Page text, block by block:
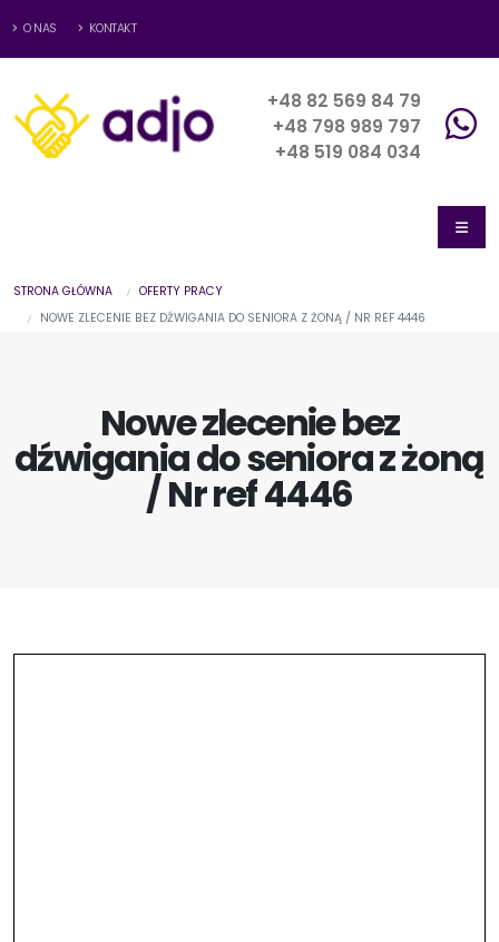
O NAS KONTAKT
+48 82 569 84 79
+48 798 989 797
+48 519 084 034
STRONA GŁÓWNA
OFERTY PRACY
NOWE ZLECENIE BEZ DŹWIGANIA DO SENIORA Z ŻONĄ / NR REF 4446
Nowe zlecenie bez
dźwigania do seniora z żoną
/ Nr ref 4446